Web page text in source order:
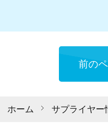
ホーム サプライヤー
前の